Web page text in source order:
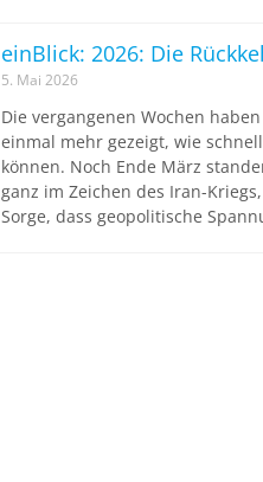
einBlick: 2026: Die
5. Mai 2026
Die vergangenen Wochen
einmal mehr gezeigt, wie
können. Noch Ende März
ganz im Zeichen des Iran-
Sorge, dass geopolitische